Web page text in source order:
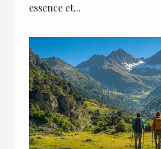
essence et...